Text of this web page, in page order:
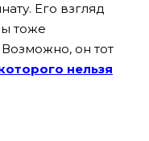
Его взгляд
тоже
он тот
нельзя